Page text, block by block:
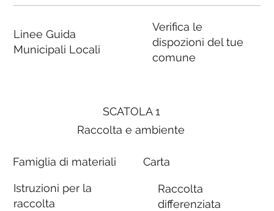
SCATOLA 1
Raccolta e ambiente
Famiglia di materiali
Istruzioni per la
raccolta
Carta
Raccolta
differenziata
Linee Guida
Municipali Locali
Verifica le
dispozioni del tue
comune